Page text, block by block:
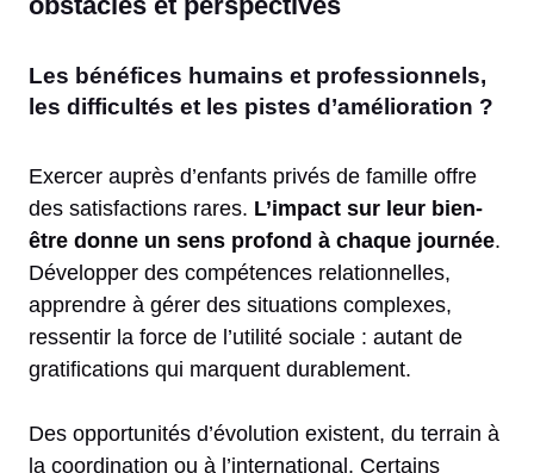
Les bénéfices humains et professionnels,
les difficultés et les pistes d’amélioration ?
Exercer auprès d’enfants privés de famille offre
des satisfactions rares. L’impact sur leur bien-
être donne un sens profond à chaque journée.
Développer des compétences relationnelles,
apprendre à gérer des situations complexes,
ressentir la force de l’utilité sociale : autant de
gratifications qui marquent durablement.
Des opportunités d’évolution existent, du terrain à
la coordination ou à l’international. Certains